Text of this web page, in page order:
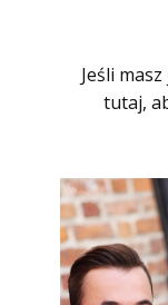
Jeśli
tutaj,